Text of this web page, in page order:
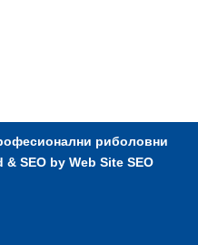
риболовни
& SEO by Web Site SEO